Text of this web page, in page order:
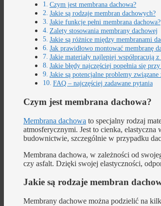
Czym jest membrana dachowa?
Jakie są rodzaje membran dachowych?
Jakie funkcje pełni membrana dachowa?
Zalety stosowania membrany dachowej
Jakie są różnice między membranami
Jak prawidłowo montować membranę
Jakie materiały najlepiej współpracują
Jakie błędy najczęściej popełnia się
Jakie są potencjalne problemy związane
FAQ – najczęściej zadawane pytania
Czym jest membrana dachowa?
Membrana dachowa to specjalny rodzaj
atmosferycznymi. Jest to cienka,
budownictwie, szczególnie w przypadku
Membrana dachowa, w zależności od
czy asfalt. Dzięki swojej elastyczności,
Jakie są rodzaje membran
Membrany dachowe można podzielić na